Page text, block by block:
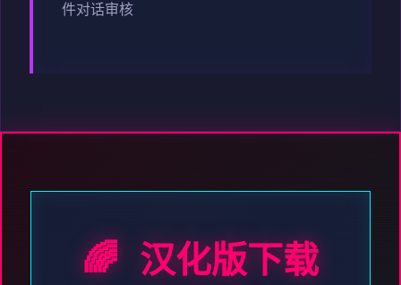
件对话审核
🌈 汉化版下载